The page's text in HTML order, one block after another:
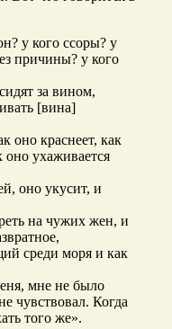
у кого ссоры? у
причины? у кого
за вином,
[вина]
оно краснеет, как
оно ухаживается
оно укусит, и
на чужих жен, и
среди моря и как
мне не было
чувствовал. Когда
того же».